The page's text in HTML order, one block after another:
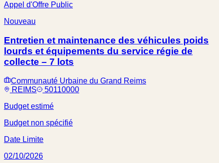
Appel d'Offre Public
Nouveau
Entretien et maintenance des véhicules poids
lourds et équipements du service régie de
collecte – 7 lots
Communauté Urbaine du Grand Reims
REIMS
50110000
Budget estimé
Budget non spécifié
Date Limite
02/10/2026